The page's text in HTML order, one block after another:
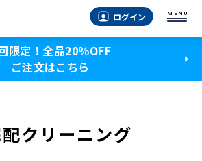
ログイン MENU
限定！全品20％OFF
ご注文はこちら
クリーニング